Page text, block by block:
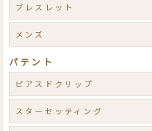
ブレスレット
メンズ
パテント
ピアスドクリップ
スターセッティング